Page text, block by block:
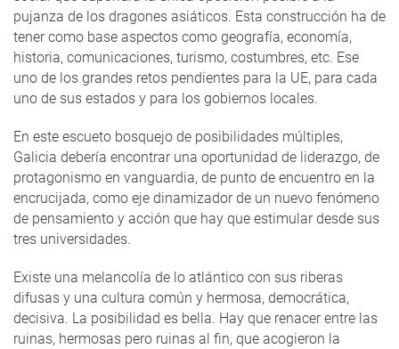
pujanza de los dragones asiáticos. Esta construcción ha de
tener como base aspectos como geografía, economía,
historia, comunicaciones, turismo, costumbres, etc. Ese
uno de los grandes retos pendientes para la UE, para cada
uno de sus estados y para los gobiernos locales.
En este escueto bosquejo de posibilidades múltiples,
Galicia debería encontrar una oportunidad de liderazgo, de
protagonismo en vanguardia, de punto de encuentro en la
encrucijada, como eje dinamizador de un nuevo fenómeno
de pensamiento y acción que hay que estimular desde sus
tres universidades.
Existe una melancolía de lo atlántico con sus riberas
difusas y una cultura común y hermosa, democrática,
decisiva. La posibilidad es bella. Hay que renacer entre las
ruinas, hermosas pero ruinas al fin, que acogieron la